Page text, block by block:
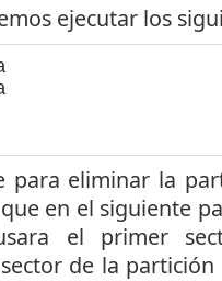
ejecutar los
para eliminar la
en el siguiente
el primer
de la partición